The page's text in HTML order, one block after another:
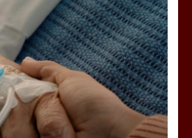
Vœux 2026, la tradition a du bon
3 minutes